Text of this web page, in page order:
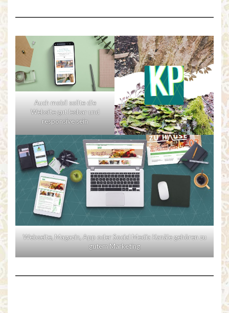
Auch mobil sollte die
Website gut lesbar und
responsive sein
Webseite, Magazin, App oder Social Media Kanäle gehören zu
gutem Marketing